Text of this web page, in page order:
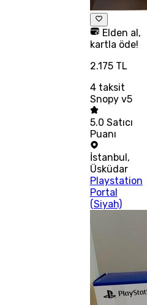
Elden al,
kartla öde!
2.175 TL
4taksit
Snopy v5
5.0 Satıcı
Puanı
İstanbul,
Üsküdar
Playstation
Portal
(Siyah)